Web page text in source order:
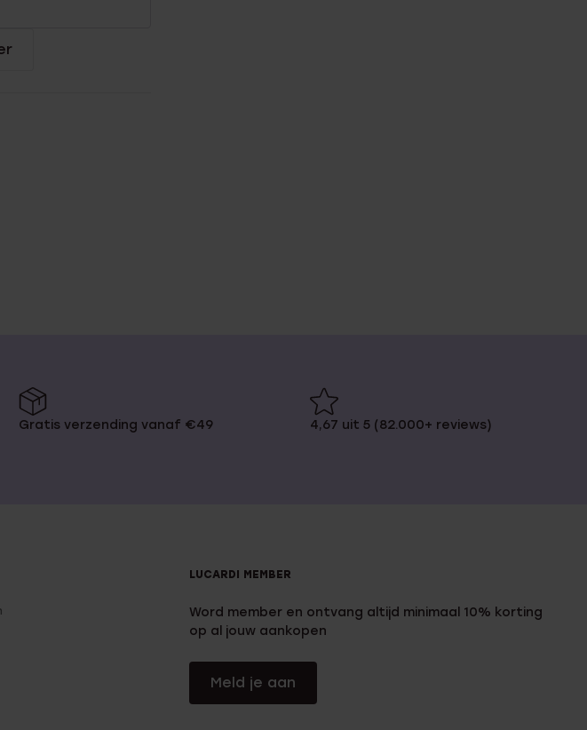
Gratis verzending vanaf €49 4,67 uit 5 (82.000+ reviews)
LUCARDI MEMBER
Word member en ontvang altijd minimaal 10% korting
op al jouw aankopen
Meld je aan